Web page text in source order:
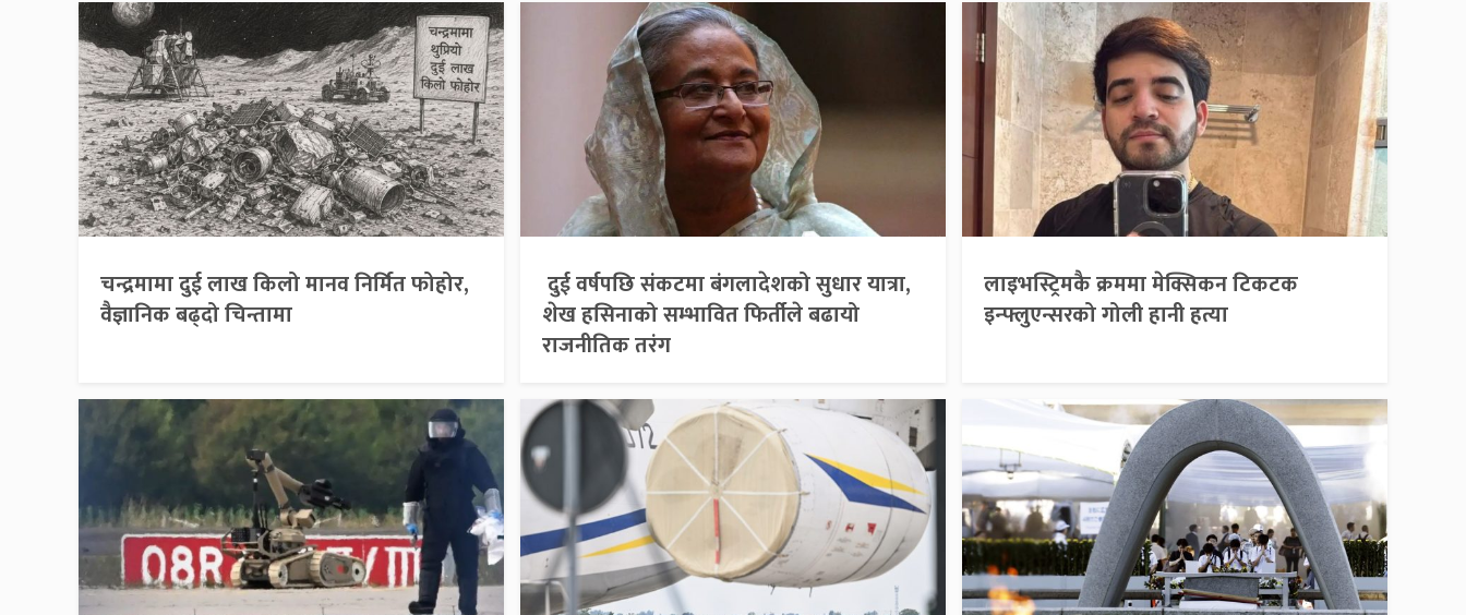
चन्द्रमामा दुई लाख किलो मानव निर्मित फोहोर,
वैज्ञानिक बढ्दो चिन्तामा
दुई वर्षपछि संकटमा बंगलादेशको सुधार यात्रा,
शेख हसिनाको सम्भावित फिर्तीले बढायो
राजनीतिक तरंग
लाइभस्ट्रिमकै क्रममा मेक्सिकन टिकटक
इन्फ्लुएन्सरको गोली हानी हत्या